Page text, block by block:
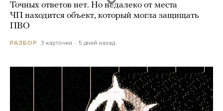
Точных ответов нет. Но недалеко от места
ЧП находится объект, который могла защищать
ПВО
РАЗБОР 3 карточки 5 дней назад